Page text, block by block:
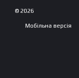
© 2026
Мобільна версія